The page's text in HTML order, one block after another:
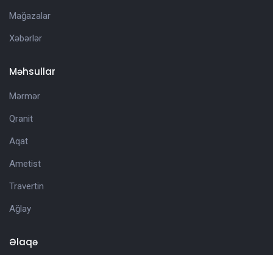
Mağazalar
Xəbərlər
Məhsullar
Mərmər
Qranit
Aqat
Ametist
Travertin
Ağlay
Əlaqə